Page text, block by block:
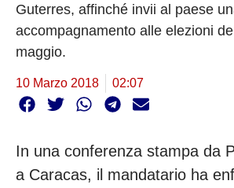
Guterres, affinché invii al paese
accompagnamento alle elezioni
maggio.
10 Marzo 2018 02:07
In una conferenza stampa da
a Caracas, il mandatario ha